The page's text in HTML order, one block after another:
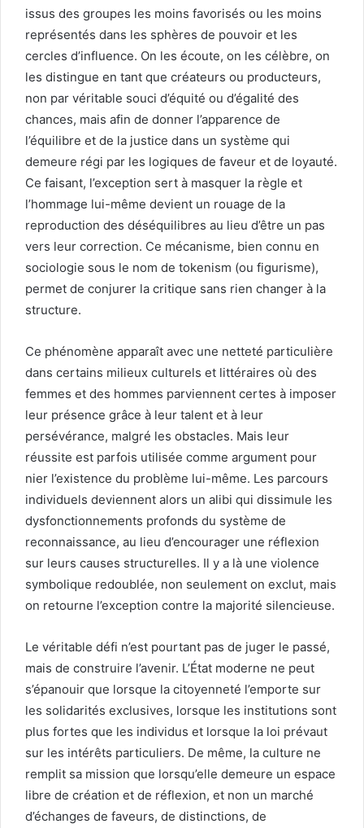
issus des groupes les moins favorisés ou les moins
représentés dans les sphères de pouvoir et les
cercles d’influence. On les écoute, on les célèbre, on
les distingue en tant que créateurs ou producteurs,
non par véritable souci d’équité ou d’égalité des
chances, mais afin de donner l’apparence de
l’équilibre et de la justice dans un système qui
demeure régi par les logiques de faveur et de loyauté.
Ce faisant, l’exception sert à masquer la règle et
l’hommage lui-même devient un rouage de la
reproduction des déséquilibres au lieu d’être un pas
vers leur correction. Ce mécanisme, bien connu en
sociologie sous le nom de tokenism (ou figurisme),
permet de conjurer la critique sans rien changer à la
structure.
Ce phénomène apparaît avec une netteté particulière
dans certains milieux culturels et littéraires où des
femmes et des hommes parviennent certes à imposer
leur présence grâce à leur talent et à leur
persévérance, malgré les obstacles. Mais leur
réussite est parfois utilisée comme argument pour
nier l’existence du problème lui-même. Les parcours
individuels deviennent alors un alibi qui dissimule les
dysfonctionnements profonds du système de
reconnaissance, au lieu d’encourager une réflexion
sur leurs causes structurelles. Il y a là une violence
symbolique redoublée, non seulement on exclut, mais
on retourne l’exception contre la majorité silencieuse.
Le véritable défi n’est pourtant pas de juger le passé,
mais de construire l’avenir. L’État moderne ne peut
s’épanouir que lorsque la citoyenneté l’emporte sur
les solidarités exclusives, lorsque les institutions sont
plus fortes que les individus et lorsque la loi prévaut
sur les intérêts particuliers. De même, la culture ne
remplit sa mission que lorsqu’elle demeure un espace
libre de création et de réflexion, et non un marché
d’échanges de faveurs, de distinctions, de